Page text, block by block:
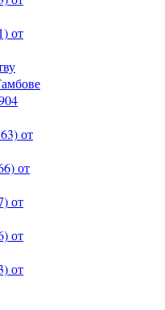
от
от
от
от
от
от